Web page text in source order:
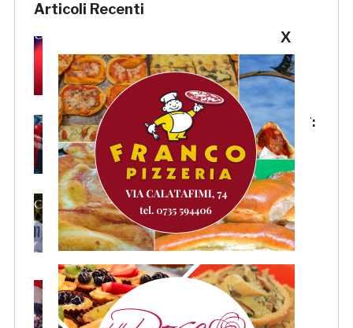
Articoli Recenti
ufficiale: l’attaccante arriva in
prestito dal Napoli
Samb, la maglia Home 2026/27:
«Il sale sulla pelle, l’ardore negli
occhi»
Primavera 4, il calendario della
Samb: Folgore Caratese
all’esordio, prima trasferta a
Forlì
Samb, su il sipario: stasera la
presentazione della squadra in
piazza Giorgini
X